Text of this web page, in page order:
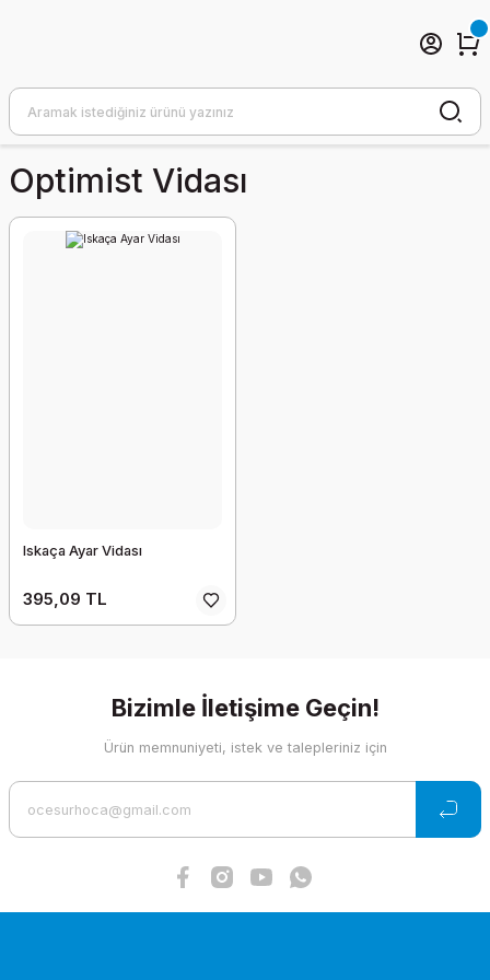
Optimist Vidası
Iskaça Ayar Vidası
395,09 TL
Bizimle İletişime Geçin!
Ürün memnuniyeti, istek ve talepleriniz için